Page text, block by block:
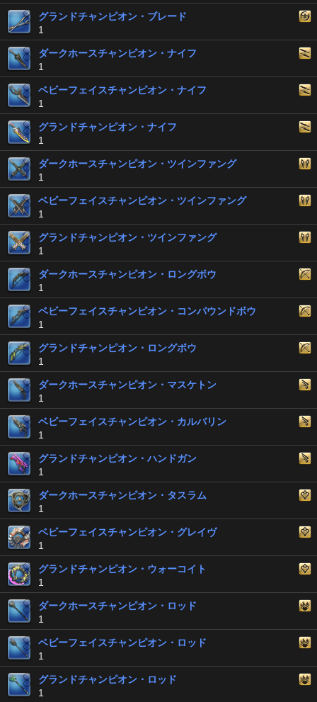
グランドチャンピオン・ブレード
1
ダークホースチャンピオン・ナイフ
1
ベビーフェイスチャンピオン・ナイフ
1
グランドチャンピオン・ナイフ
1
ダークホースチャンピオン・ツインファング
1
ベビーフェイスチャンピオン・ツインファング
1
グランドチャンピオン・ツインファング
1
ダークホースチャンピオン・ロングボウ
1
ベビーフェイスチャンピオン・コンパウンドボウ
1
グランドチャンピオン・ロングボウ
1
ダークホースチャンピオン・マスケトン
1
ベビーフェイスチャンピオン・カルバリン
1
グランドチャンピオン・ハンドガン
1
ダークホースチャンピオン・タスラム
1
ベビーフェイスチャンピオン・グレイヴ
1
グランドチャンピオン・ウォーコイト
1
ダークホースチャンピオン・ロッド
1
ベビーフェイスチャンピオン・ロッド
1
グランドチャンピオン・ロッド
1